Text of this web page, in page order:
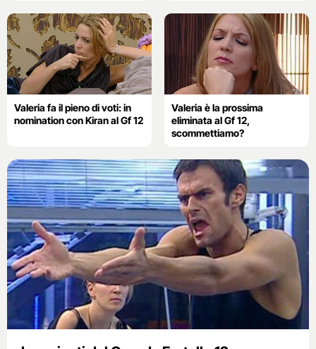
Valeria fa il pieno di voti: in
nomination con Kiran al Gf 12
Valeria è la prossima
eliminata al Gf 12,
scommettiamo?